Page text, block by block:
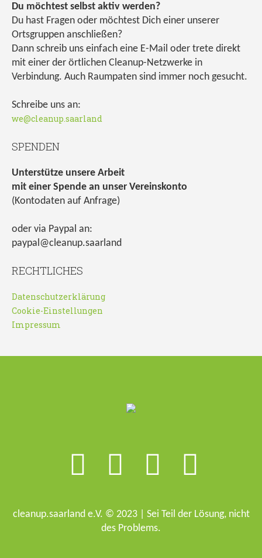
Du möchtest selbst aktiv werden?
Du hast Fragen oder möchtest Dich einer unserer
Ortsgruppen anschließen?
Dann schreib uns einfach eine E-Mail oder trete direkt
mit einer der örtlichen Cleanup-Netzwerke in
Verbindung. Auch Raumpaten sind immer noch gesucht.
Schreibe uns an:
we@cleanup.saarland
SPENDEN
Unterstütze unsere Arbeit
mit einer Spende an unser Vereinskonto
(Kontodaten auf Anfrage)
oder via Paypal an:
paypal@cleanup.saarland
RECHTLICHES
Datenschutzerklärung
Cookie-Einstellungen
Impressum
cleanup.saarland e.V. © 2023 | Sei Teil der Lösung, nicht
des Problems.